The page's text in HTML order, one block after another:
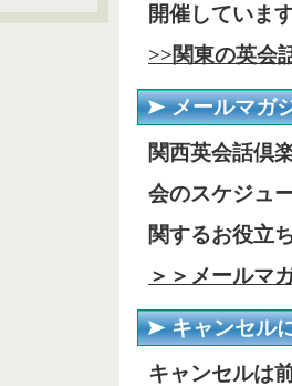
開催していま
>>関東の英会
メールマガ
関西英会話倶
会のスケジュ
関するお役立
＞＞メールマ
キャンセル
キャンセルは